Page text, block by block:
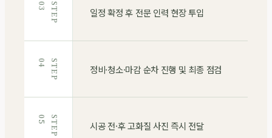
S
T
E
P
0
3 일정 확정 후 전문 인력 현장 투입
S
T
E
P
0
4 정비·청소·마감 순차 진행 및 최종 점검
S
T
E
P
0
5 시공 전·후 고화질 사진 즉시 전달